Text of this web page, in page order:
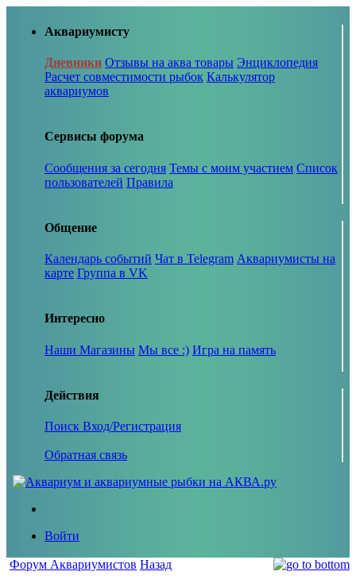
Аквариумисту
Дневники Отзывы на аква товары Энциклопедия
Расчет совместимости рыбок Калькулятор
аквариумов
Сервисы форума
Сообщения за сегодня Темы с моим участием Список
пользователей Правила
Общение
Календарь событий Чат в Telegram Аквариумисты на
карте Группа в VK
Интересно
Наши Магазины Мы все :) Игра на память
Действия
Поиск Вход/Регистрация
Обратная связь
Войти
Форум Аквариумистов Назад